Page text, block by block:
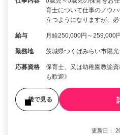
育士について仕事のノウ
立つようになりますが、
給与 月給250,000円～259,000
勤務地 茨城県つくばみらい市陽光
応募資格
保育士、又は幼稚園教諭
も歓迎》
後で見る
更新日：